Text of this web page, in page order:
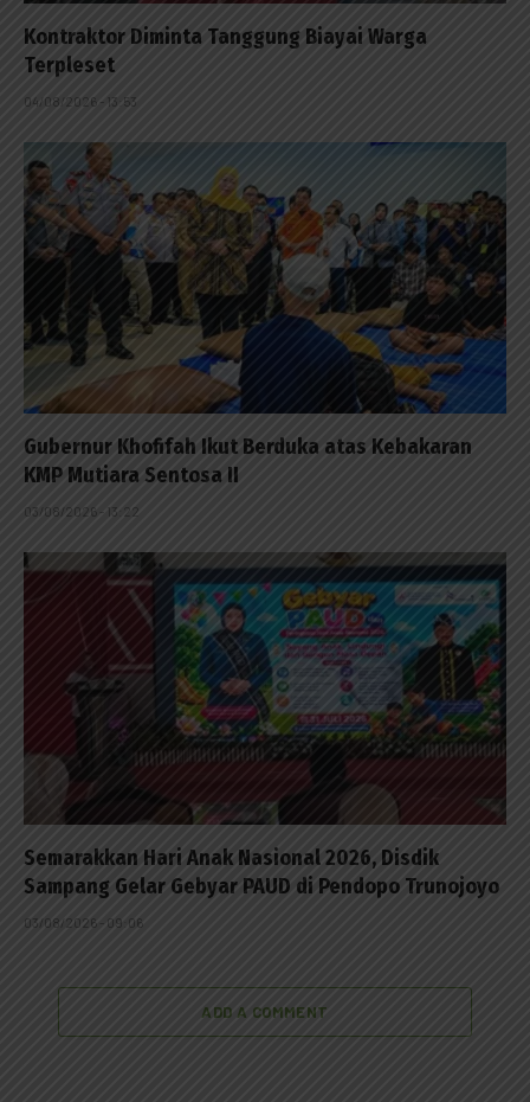
Kontraktor Diminta Tanggung Biayai Warga
Terpleset
04/08/2026 - 13:53
Gubernur Khofifah Ikut Berduka atas Kebakaran
KMP Mutiara Sentosa II
03/08/2026 - 13:22
Semarakkan Hari Anak Nasional 2026, Disdik
Sampang Gelar Gebyar PAUD di Pendopo Trunojoyo
03/08/2026 - 09:06
ADD A COMMENT